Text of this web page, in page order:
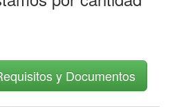
y Documentos